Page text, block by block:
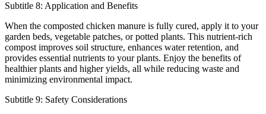
Subtitle 8: Application and Benefits
When the composted chicken manure is fully cured, apply it to your
garden beds, vegetable patches, or potted plants. This nutrient-rich
compost improves soil structure, enhances water retention, and
provides essential nutrients to your plants. Enjoy the benefits of
healthier plants and higher yields, all while reducing waste and
minimizing environmental impact.
Subtitle 9: Safety Considerations